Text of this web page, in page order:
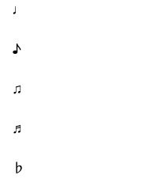
♩
♪
♫
♬
♭